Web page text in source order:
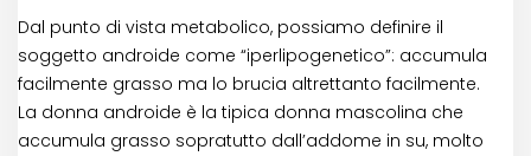
Dal punto di vista metabolico, possiamo definire il
soggetto androide come “iperlipogenetico”: accumula
facilmente grasso ma lo brucia altrettanto facilmente.
La donna androide è la tipica donna mascolina che
accumula grasso sopratutto dall’addome in su, molto